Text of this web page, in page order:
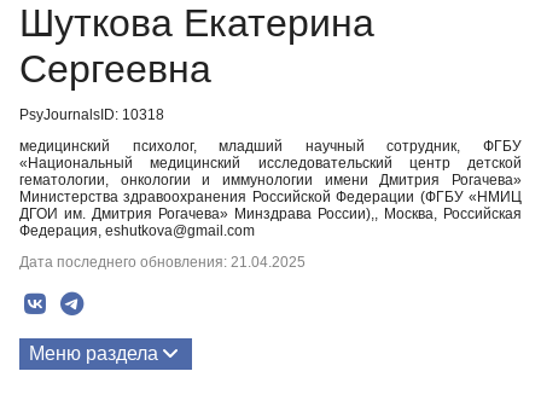
Шуткова Екатерина
Сергеевна
PsyJournalsID: 10318
медицинский психолог, младший научный сотрудник, ФГБУ
«Национальный медицинский исследовательский центр детской
гематологии, онкологии и иммунологии имени Дмитрия Рогачева»
Министерства здравоохранения Российской Федерации (ФГБУ «НМИЦ
ДГОИ им. Дмитрия Рогачева» Минздрава России),, Москва, Российская
Федерация, eshutkova@gmail.com
Дата последнего обновления: 21.04.2025
Меню раздела